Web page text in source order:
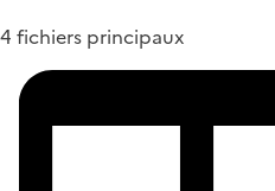
4 fichiers principaux